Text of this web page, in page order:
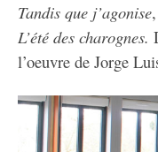
Tandis que j’agonise
L’été des charognes.
l’oeuvre de Jorge